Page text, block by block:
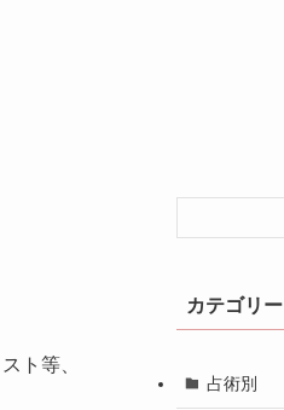
ト等、
カテゴリー
占術別